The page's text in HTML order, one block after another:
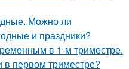
Можно ли
и праздники?
в 1-м триместре.
в первом триместре?